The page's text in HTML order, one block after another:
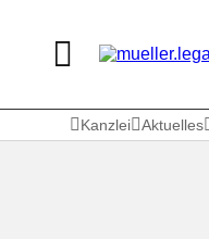
Kanzlei Aktuelles